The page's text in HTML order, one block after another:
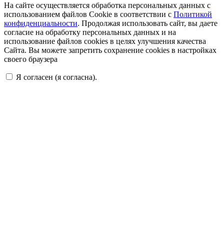
На сайте осуществляется обработка персональных данных с
использованием файлов Cookie в соответствии с Политикой
конфиденциальности. Продолжая использовать сайт, вы даете
согласие на обработку персональных данных и на
использование файлов cookies в целях улучшения качества
Сайта. Вы можете запретить сохранение cookies в настройках
своего браузера
Я согласен (я согласна).